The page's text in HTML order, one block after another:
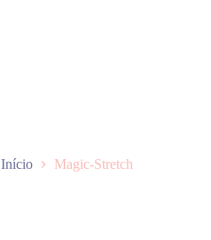
Início Magic-Stretch